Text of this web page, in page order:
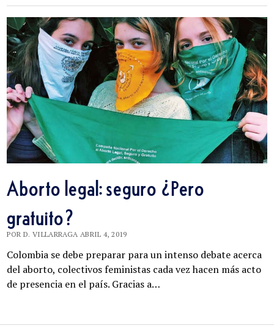
Aborto legal: seguro ¿Pero
gratuito?
POR D. VILLARRAGA ABRIL 4, 2019
Colombia se debe preparar para un intenso debate acerca
del aborto, colectivos feministas cada vez hacen más acto
de presencia en el país. Gracias a…